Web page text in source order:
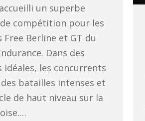
un superbe
compétition pour les
Free Berline et GT du
Dans des
idéales, les concurrents
batailles intenses et
de haut niveau sur la